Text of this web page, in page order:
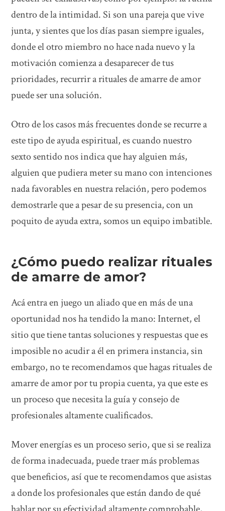
dentro de la intimidad. Si son una pareja que vive
junta, y sientes que los días pasan siempre iguales,
donde el otro miembro no hace nada nuevo y la
motivación comienza a desaparecer de tus
prioridades, recurrir a rituales de amarre de amor
puede ser una solución.
Otro de los casos más frecuentes donde se recurre a
este tipo de ayuda espiritual, es cuando nuestro
sexto sentido nos indica que hay alguien más,
alguien que pudiera meter su mano con intenciones
nada favorables en nuestra relación, pero podemos
demostrarle que a pesar de su presencia, con un
poquito de ayuda extra, somos un equipo imbatible.
¿Cómo puedo realizar rituales
de amarre de amor?
Acá entra en juego un aliado que en más de una
oportunidad nos ha tendido la mano: Internet, el
sitio que tiene tantas soluciones y respuestas que es
imposible no acudir a él en primera instancia, sin
embargo, no te recomendamos que hagas rituales de
amarre de amor por tu propia cuenta, ya que este es
un proceso que necesita la guía y consejo de
profesionales altamente cualificados.
Mover energías es un proceso serio, que si se realiza
de forma inadecuada, puede traer más problemas
que beneficios, así que te recomendamos que asistas
a donde los profesionales que están dando de qué